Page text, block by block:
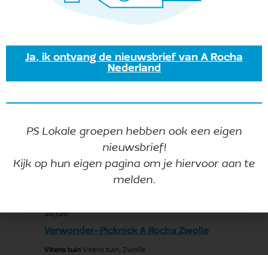
Verwonder-Picknick A Rocha Zwolle
28 juni
Vitens tuin Vitens tuin, Zwolle
Ja, ik ontvang de nieuwsbrief van A Rocha
Nederland
PS Lokale groepen hebben ook een eigen
nieuwsbrief!
Kijk op hun eigen pagina om je hiervoor aan te
melden.